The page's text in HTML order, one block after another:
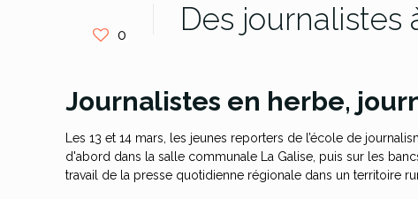
0 Des journalistes
Journalistes en herbe,
Les 13 et 14 mars, les jeunes reporters de l’école de
d'abord dans la salle communale La Galise, puis sur les
travail de la presse quotidienne régionale dans un territoire